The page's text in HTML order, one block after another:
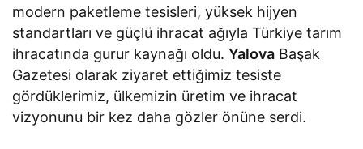
modern paketleme tesisleri, yüksek hijyen
standartları ve güçlü ihracat ağıyla Türkiye tarım
ihracatında gurur kaynağı oldu.Yalova Başak
Gazetesi olarak ziyaret ettiğimiz tesiste
gördüklerimiz, ülkemizin üretim ve ihracat
vizyonunu bir kez daha gözler önüne serdi.